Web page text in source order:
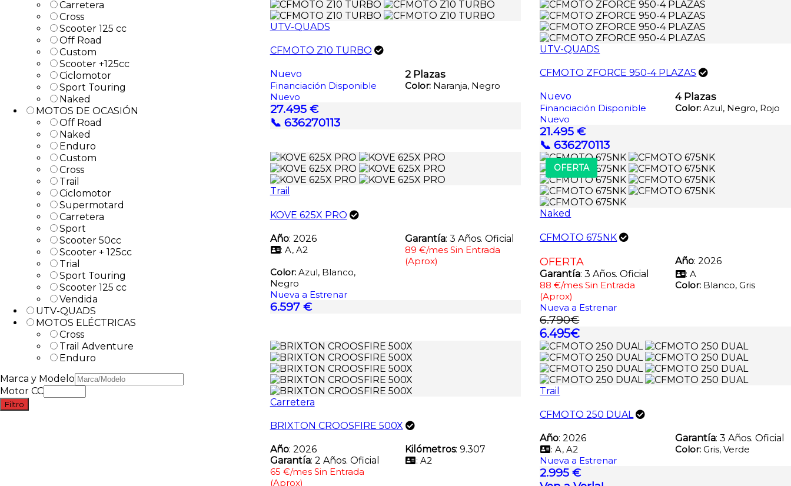
Carretera
Cross
Scooter 125 cc
Off Road
Custom
Scooter +125cc
Ciclomotor
Sport Touring
Naked
MOTOS DE OCASIÓN
Off Road
Naked
Enduro
Custom
Cross
Trail
Ciclomotor
Supermotard
Carretera
Sport
Scooter 50cc
Scooter + 125cc
Trial
Sport Touring
Scooter 125 cc
Vendida
UTV-QUADS
MOTOS ELÉCTRICAS
Cross
Trail Adventure
Enduro
Marca y Modelo
Motor CC
Filtro
UTV-QUADS
CFMOTO Z10 TURBO
Nuevo 2 Plazas
Financiación Disponible Color:Naranja, Negro
Nuevo
27.495 €
📞 636270113
UTV-QUADS
CFMOTO ZFORCE 950-4 PLAZAS
Nuevo 4 Plazas
Financiación Disponible Color:Azul, Negro, Rojo
Nuevo
21.495 €
📞 636270113
Trail
KOVE 625X PRO
Año: 2026 Garantía: 3 Años. Oficial
: A, A2
89 €/mes Sin Entrada
(Aprox)
Color:Azul, Blanco,
Negro
Nueva a Estrenar
6.597 €
OFERTA
Naked
CFMOTO 675NK
OFERTA Año: 2026
Garantía: 3 Años. Oficial
: A
88 €/mes Sin Entrada
(Aprox)
Color:Blanco, Gris
Nueva a Estrenar
6.790€
6.495€
Carretera
BRIXTON CROOSFIRE 500X
Año: 2026 Kilómetros: 9.307
Garantía: 2 Años. Oficial
: A2
65 €/mes Sin Entrada
(Aprox)
Trail
CFMOTO 250 DUAL
Año: 2026 Garantía: 3 Años. Oficial
: A, A2
Color:Gris, Verde
Nueva a Estrenar
2.995 €